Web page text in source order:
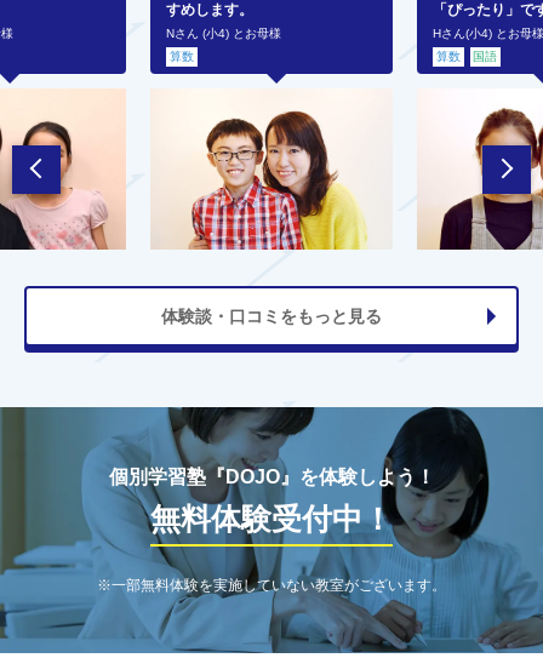
すめします。
Nさん (小4) とお母様
算数
「ぴったり」で
Hさん(小4) とお母
算数
国語
体験談・口コミをもっと見る
個別学習塾『DOJO』を体験しよう！
無料体験受付中！
※一部無料体験を実施していない教室がございます。